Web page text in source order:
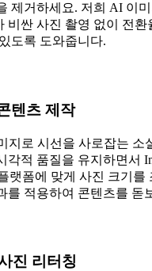
제거하세요. 저희 AI 이
비싼 사진 촬영 없이 전환
도록 도와줍니다.
텐츠 제작
지로 시선을 사로잡는 소
각적 품질을 유지하면서
랫폼에 맞게 사진 크기를
를 적용하여 콘텐츠를 돋
진 리터칭